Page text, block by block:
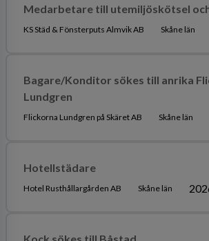
Medarbetare till utemiljöskötsel
KS Städ & Fönsterputs Almvik AB Skåne län
Bagare/Konditor sökes till anrika
Lundgren
Flickorna Lundgren på Skäret AB Skåne län
Hotellstädare
Hotel Rusthållargården AB Skåne län
Kock sökes till Båstad